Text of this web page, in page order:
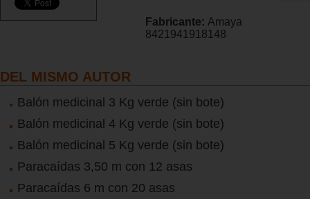
Fabricante: Amaya
8421941918148
DEL MISMO AUTOR
Balón medicinal 3 Kg verde (sin bote)
Balón medicinal 4 Kg verde (sin bote)
Balón medicinal 5 Kg verde (sin bote)
Paracaídas 3,50 m con 12 asas
Paracaídas 6 m con 20 asas